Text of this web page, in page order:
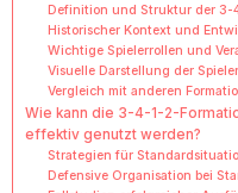
Definition und Struktur der 3-
Historischer Kontext und
Wichtige Spielerrollen und
Visuelle Darstellung der
Vergleich mit anderen
Wie kann die 3-4-1-2-
effektiv genutzt werden?
Strategien für
Defensive Organisation bei